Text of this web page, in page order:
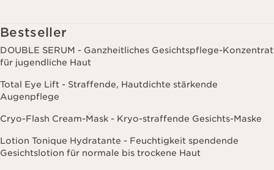
mitgeteilt hast. Außerdem stimmst du zu, dass die Clarins GmbH
dein Nutzungsverhalten im Zusammenhang mit dem Newsletter
(z.B. das Öffnen und Lesen der E-Mails) erfassen und zu
statistischen Zwecken auswerten darf. Weitere Informationen
findest du in den Datenschutz-Richtlinien. Diese Einwilligung
Bestseller
DOUBLE SERUM - Ganzheitliches Gesichtspflege-Konzentrat
für jugendliche Haut
Total Eye Lift - Straffende, Hautdichte stärkende
Augenpflege
Cryo-Flash Cream-Mask - Kryo-straffende Gesichts-Maske
Lotion Tonique Hydratante - Feuchtigkeit spendende
Gesichtslotion für normale bis trockene Haut